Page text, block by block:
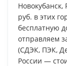
Новокубанск,
руб. в этих
бесплатную
отправляем
(СДЭК, ПЭК,
России —